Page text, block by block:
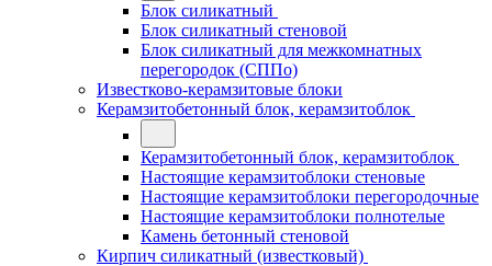
Блок силикатный
Блок силикатный стеновой
Блок силикатный для межкомнатных
перегородок (СППо)
Известково-керамзитовые блоки
Керамзитобетонный блок, керамзитоблок
Керамзитобетонный блок, керамзитоблок
Настоящие керамзитоблоки стеновые
Настоящие керамзитоблоки перегородочные
Настоящие керамзитоблоки полнотелые
Камень бетонный стеновой
Кирпич силикатный (известковый)